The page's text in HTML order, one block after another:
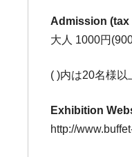
Admission
大人 1000円
( )内は20名様以
Exhibition
http://